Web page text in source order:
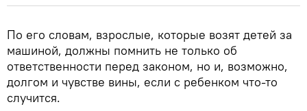
По его словам, взрослые, которые возят детей за
машиной, должны помнить не только об
ответственности перед законом, но и, возможно,
долгом и чувстве вины, если с ребенком что-то
случится.